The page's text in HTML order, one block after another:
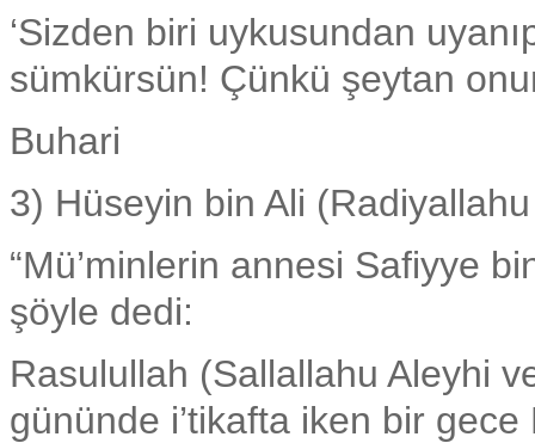
‘Sizden biri uykusundan
sümkürsün! Çünkü şeytan
Buhari
3) Hüseyin bin Ali
“Mü’minlerin annesi Safiyye
şöyle dedi:
Rasulullah (Sallallahu Aleyhi
gününde i’tikafta iken bir